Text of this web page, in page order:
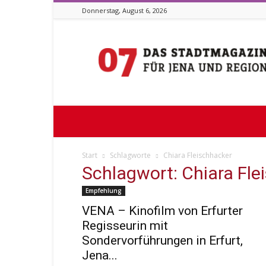
Donnerstag, August 6, 2026
07
Start Schlagworte Chiara Fleischhacker
Schlagwort: Chiara
Empfehlung
VENA – Kinofilm von Erfurter
Regisseurin mit
Sondervorführungen in Erfurt,
Jena...